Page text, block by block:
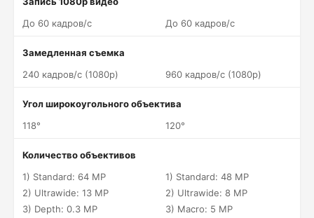
До 60 кадров/c
До 60 кадров/c
Замедленная съемка
240 кадров/c (1080p)
960 кадров/c (1080p)
Угол широкоугольного объектива
118°
120°
Количество объективов
1) Standard: 64 MP
2) Ultrawide: 13 MP
3) Depth: 0.3 MP
1) Standard: 48 MP
2) Ultrawide: 8 MP
3) Macro: 5 MP